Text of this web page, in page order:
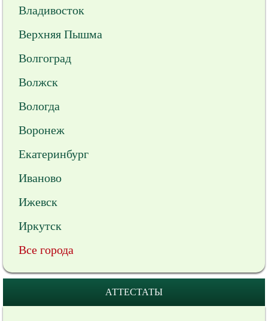
Владивосток
Верхняя Пышма
Волгоград
Волжск
Вологда
Воронеж
Екатеринбург
Иваново
Ижевск
Иркутск
Все города
АТТЕСТАТЫ